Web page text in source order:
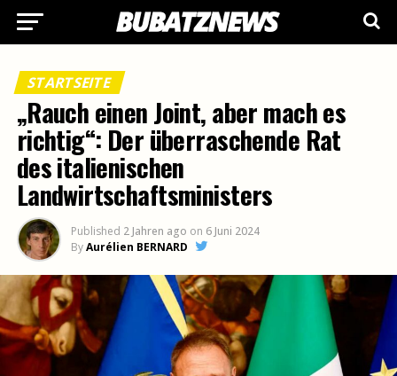
STARTSEITE
„Rauch einen Joint, aber mach es
richtig“: Der überraschende Rat
des italienischen
Landwirtschaftsministers
Published 2 Jahren ago on 6 Juni 2024
ByAurélien BERNARD